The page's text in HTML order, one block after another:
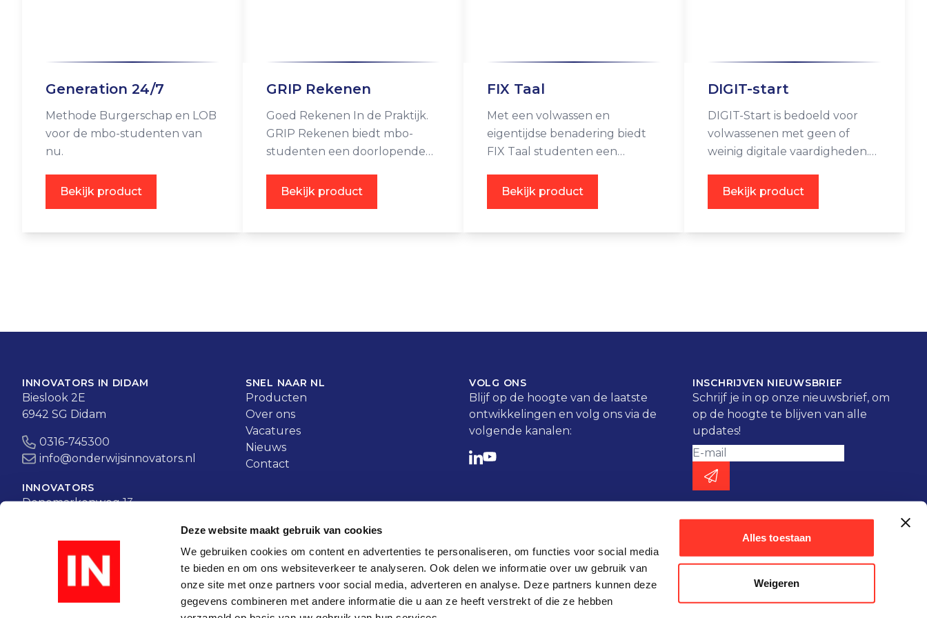
Deze website maakt gebruik van cookies
We gebruiken cookies om content en advertenties te personaliseren, om functies voor social media
te bieden en om ons websiteverkeer te analyseren. Ook delen we informatie over uw gebruik van
onze site met onze partners voor social media, adverteren en analyse. Deze partners kunnen deze
gegevens combineren met andere informatie die u aan ze heeft verstrekt of die ze hebben
Alles toestaan
Weigeren
Generation 24/7
Methode Burgerschap en LOB
voor de mbo-studenten van
nu.
Bekijk product
GRIP Rekenen
Goed Rekenen In de Praktijk.
GRIP Rekenen biedt mbo-
studenten een doorlopende
3 en 4.
Bekijk product
FIX Taal
Met een volwassen en
eigentijdse benadering biedt
FIX Taal studenten een
Nederlands (niveau Opstap 1F,
Bekijk product
DIGIT-start
DIGIT-Start is bedoeld voor
volwassenen met geen of
weinig digitale vaardigheden.
laaggeletterden.
Bekijk product
INNOVATORS IN DIDAM
Bieslook 2E
6942 SG Didam
0316-745300
info@onderwijsinnovators.nl
INNOVATORS
Denemarkenweg 13
info@onderwijsinnovators.nl
SNEL NAAR NL
Producten
Over ons
Vacatures
Nieuws
Contact
VOLG ONS
Blijf op de hoogte van de laatste
ontwikkelingen en volg ons via de
volgende kanalen:
INSCHRIJVEN NIEUWSBRIEF
Schrijf je in op onze nieuwsbrief, om
op de hoogte te blijven van alle
updates!